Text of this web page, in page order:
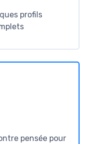
profils
pensée pour